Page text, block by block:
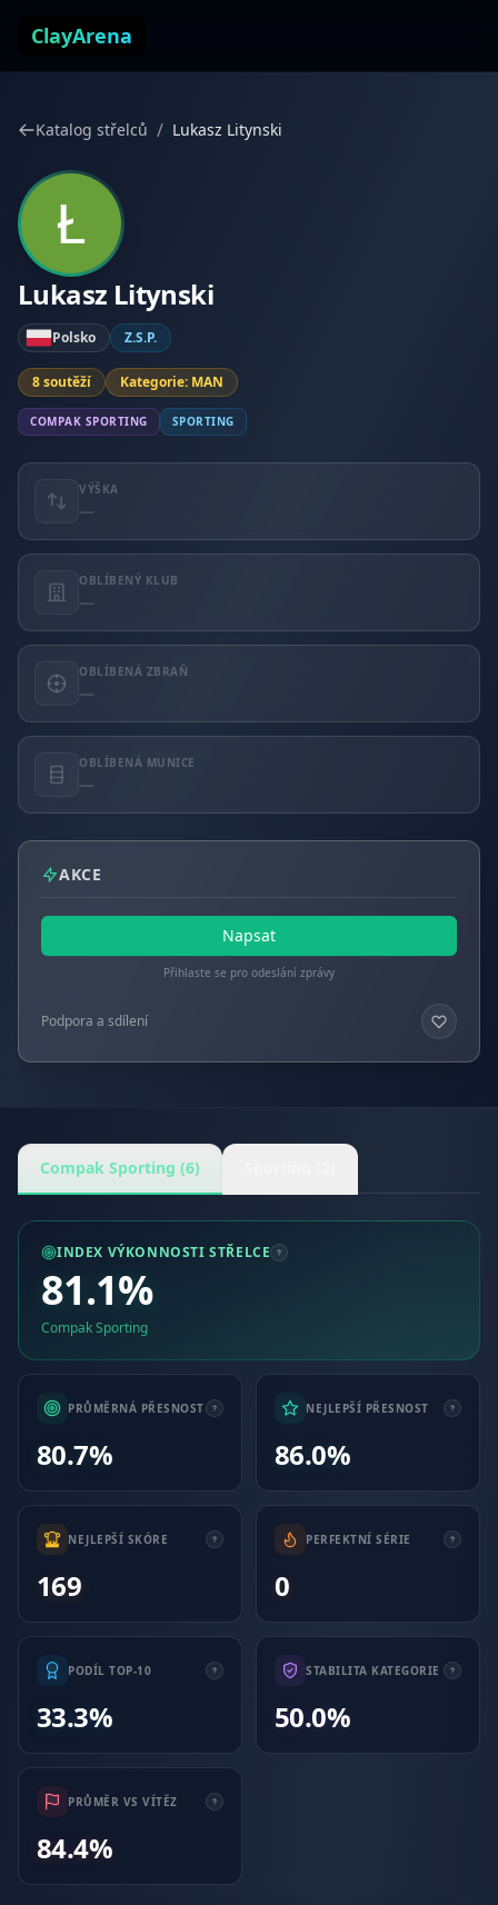
ClayArena
Katalog střelců / Lukasz Litynski
Lukasz Litynski
Polsko Z.S.P.
8 soutěží Kategorie: MAN
COMPAK SPORTING SPORTING
VÝŠKA
—
OBLÍBENÝ KLUB
—
OBLÍBENÁ ZBRAŇ
—
OBLÍBENÁ MUNICE
—
AKCE
Napsat
Přihlaste se pro odeslání zprávy
Podpora a sdílení
Compak Sporting (6)
INDEX VÝKONNOSTI STŘELCE
81.1%
Compak Sporting
PRŮMĚRNÁ PŘESNOST
80.7%
NEJLEPŠÍ PŘESNOST
86.0%
NEJLEPŠÍ SKÓRE
169
PERFEKTNÍ SÉRIE
0
PODÍL TOP-10
33.3%
STABILITA KATEGORIE
50.0%
PRŮMĚR VS VÍTĚZ
84.4%